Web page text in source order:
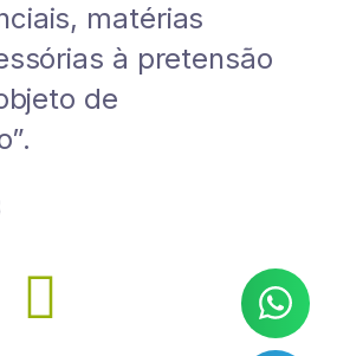
matérias
à pretensão
de